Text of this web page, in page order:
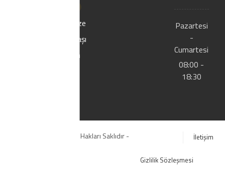
Bize
Ulaşı
n
Pazartesi
-
Cumartesi
08:00 -
18:30
© Copyright 2020. Tüm Hakları Saklıdır -
İletişim
Gizlilik Sözleşmesi